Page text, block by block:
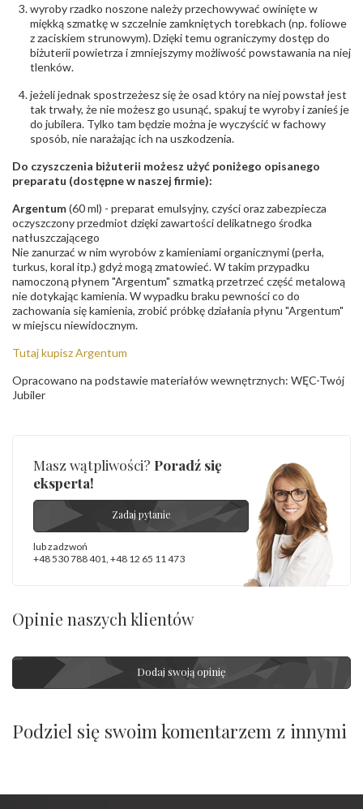
wyroby rzadko noszone należy przechowywać owinięte w
miękką szmatkę w szczelnie zamkniętych torebkach (np. foliowe
z zaciskiem strunowym). Dzięki temu ograniczymy dostęp do
biżuterii powietrza i zmniejszymy możliwość powstawania na niej
tlenków.
jeżeli jednak spostrzeżesz się że osad który na niej powstał jest
tak trwały, że nie możesz go usunąć, spakuj te wyroby i zanieś je
do jubilera. Tylko tam będzie można je wyczyścić w fachowy
sposób, nie narażając ich na uszkodzenia.
Do czyszczenia biżuterii możesz użyć poniżego opisanego
preparatu (dostępne w naszej firmie):
Argentum(60 ml) - preparat emulsyjny, czyści oraz zabezpiecza
oczyszczony przedmiot dzięki zawartości delikatnego środka
natłuszczającego
Nie zanurzać w nim wyrobów z kamieniami organicznymi (perła,
turkus, koral itp.) gdyż mogą zmatowieć. W takim przypadku
namoczoną płynem "Argentum" szmatką przetrzeć część metalową
nie dotykając kamienia. W wypadku braku pewności co do
zachowania się kamienia, zrobić próbkę działania płynu "Argentum"
w miejscu niewidocznym.
Tutaj kupisz Argentum
Opracowano na podstawie materiałów wewnętrznych: WĘC-Twój
Jubiler
Masz wątpliwości? Poradź się
eksperta!
Zadaj pytanie
lub zadzwoń
+48 530 788 401 +48 12 65 11 473
Opinie naszych klientów
Dodaj swoją opinię
Podziel się swoim komentarzem z innymi